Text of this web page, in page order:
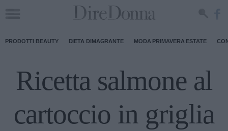
PRODOTTI BEAUTY DIETA DIMAGRANTE MODA PRIMAVERA ESTATE
Ricetta salmone al
cartoccio in griglia